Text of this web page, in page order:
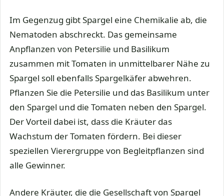
Im Gegenzug gibt Spargel eine Chemikalie ab, die
Nematoden abschreckt. Das gemeinsame
Anpflanzen von Petersilie und Basilikum
zusammen mit Tomaten in unmittelbarer Nähe zu
Spargel soll ebenfalls Spargelkäfer abwehren.
Pflanzen Sie die Petersilie und das Basilikum unter
den Spargel und die Tomaten neben den Spargel.
Der Vorteil dabei ist, dass die Kräuter das
Wachstum der Tomaten fördern. Bei dieser
speziellen Vierergruppe von Begleitpflanzen sind
alle Gewinner.
Andere Kräuter, die die Gesellschaft von Spargel